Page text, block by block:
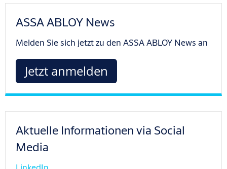
ASSA ABLOY News
Melden Sie sich jetzt zu den ASSA ABLOY News an
Jetzt anmelden
Aktuelle Informationen via Social
Media